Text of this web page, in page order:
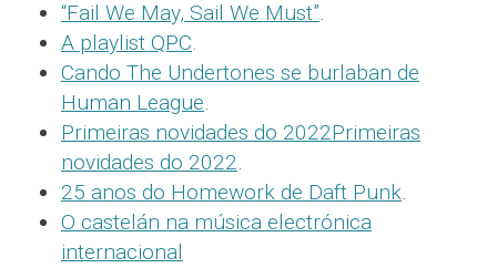
“Fail We May, Sail We Must”.
A playlist QPC.
Cando The Undertones se burlaban de
Human League.
Primeiras novidades do 2022Primeiras
novidades do 2022.
25 anos do Homework de Daft Punk.
O castelán na música electrónica
internacional